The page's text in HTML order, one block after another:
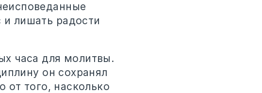
и лишать радости
часа для молитвы.
он сохранял
от того, насколько